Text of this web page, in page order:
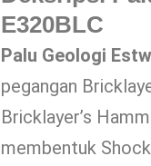
E320BLC
Palu Geologi
pegangan
Bricklayer’s
membentuk